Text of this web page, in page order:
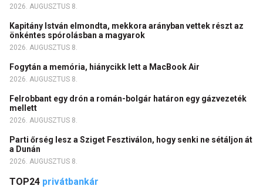
2026. AUGUSZTUS 8.
Kapitány István elmondta, mekkora arányban vettek részt az
önkéntes spórolásban a magyarok
2026. AUGUSZTUS 8.
Fogytán a memória, hiánycikk lett a MacBook Air
2026. AUGUSZTUS 8.
Felrobbant egy drón a román-bolgár határon egy gázvezeték
mellett
2026. AUGUSZTUS 8.
Parti őrség lesz a Sziget Fesztiválon, hogy senki ne sétáljon át
a Dunán
2026. AUGUSZTUS 8.
TOP24 privátbankár